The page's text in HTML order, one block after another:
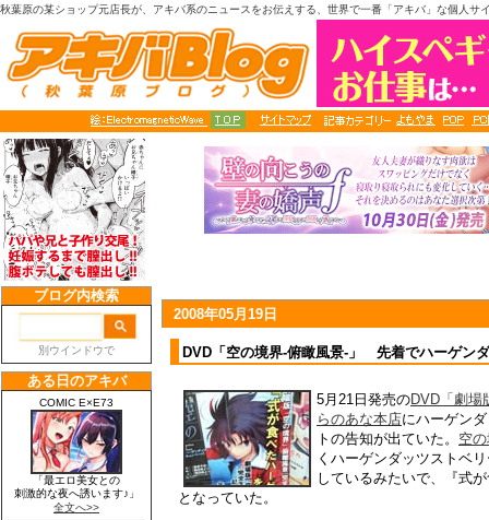
秋葉原の某ショップ元店長が、アキバ系のニュースをお伝えする、世界で一番「アキバ」な個人サ
2008年05月19日
DVD「空の境界-俯瞰風景-」 先着でハーゲン
5月21日発売のDVD「劇場
らのあな本店にハーゲン
トの告知が出ていた。 空
くハーゲンダッツストベ
しているみたいで、『式
となっていた。